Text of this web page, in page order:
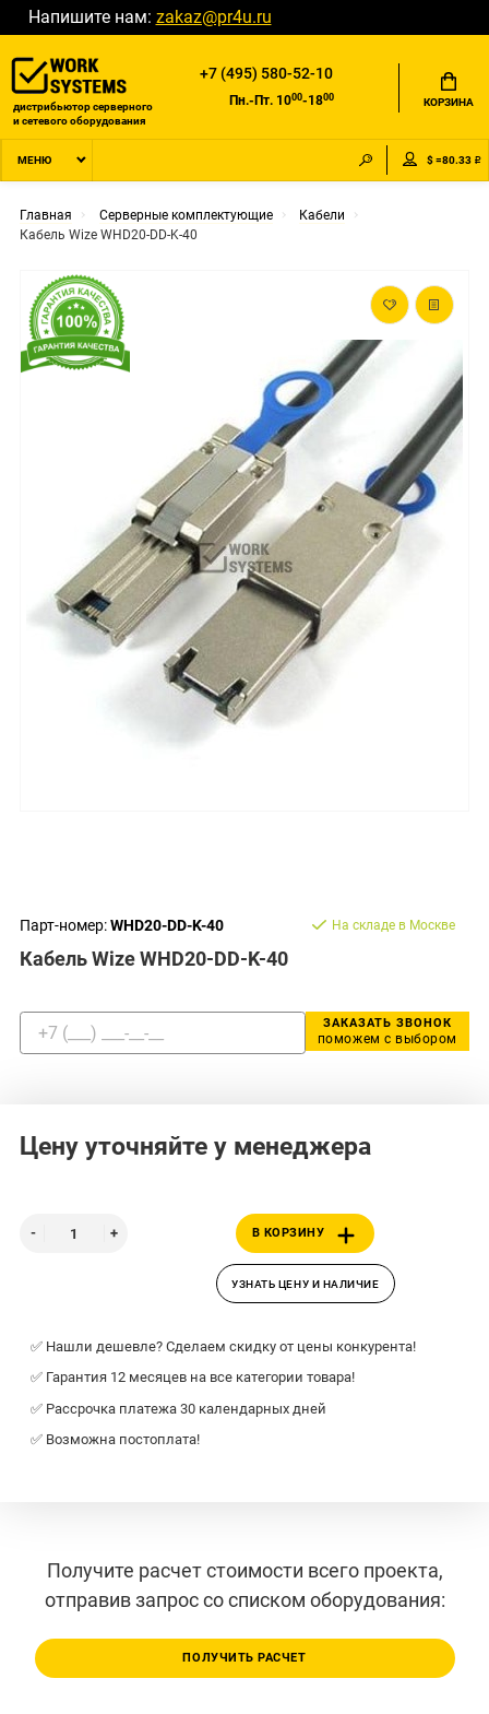
Напишите нам: zakaz@pr4u.ru
дистрибьютор серверного
и сетевого оборудования
+7 (495) 580-52-10
Пн.-Пт. 1000-1800 КОРЗИНА
МЕНЮ $ =80.33 ₽
Главная Серверные комплектующие
Кабели
Кабель Wize WHD20-DD-K-40
Парт-номер:WHD20-DD-K-40
Кабель Wize WHD20-DD-K-40
На складе в Москве
ЗАКАЗАТЬ ЗВОНОК
поможем с выбором
Цену уточняйте у менеджера
В КОРЗИНУ
УЗНАТЬ ЦЕНУ И НАЛИЧИЕ
✅ Нашли дешевле? Сделаем скидку от цены конкурента!
✅ Гарантия 12 месяцев на все категории товара!
✅ Рассрочка платежа 30 календарных дней
✅ Возможна постоплата!
Получите расчет стоимости всего проекта,
отправив запрос со списком оборудования:
ПОЛУЧИТЬ РАСЧЕТ